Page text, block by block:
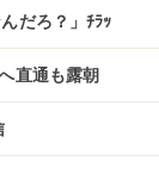
だろ？」ﾁﾗｯ
直通も露朝